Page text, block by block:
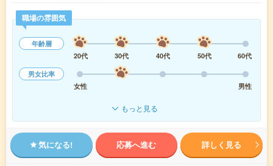
職場の雰囲気
年齢層
20代
30代 40代 50代
60代
男女比率
女性
男性
もっと見る
気になる! 応募へ進む 詳しく見る